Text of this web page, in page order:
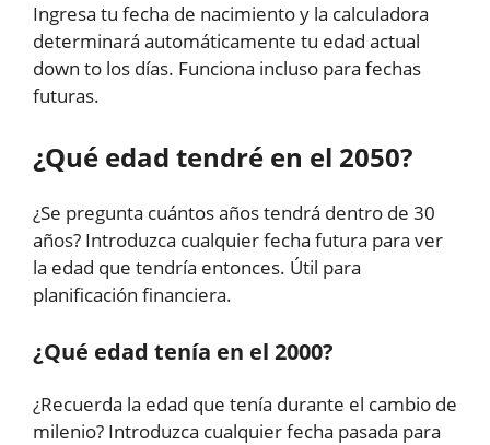
Ingresa tu fecha de nacimiento y la calculadora
determinará automáticamente tu edad actual
down to los días. Funciona incluso para fechas
futuras.
¿Qué edad tendré en el 2050?
¿Se pregunta cuántos años tendrá dentro de 30
años? Introduzca cualquier fecha futura para ver
la edad que tendría entonces. Útil para
planificación financiera.
¿Qué edad tenía en el 2000?
¿Recuerda la edad que tenía durante el cambio de
milenio? Introduzca cualquier fecha pasada para